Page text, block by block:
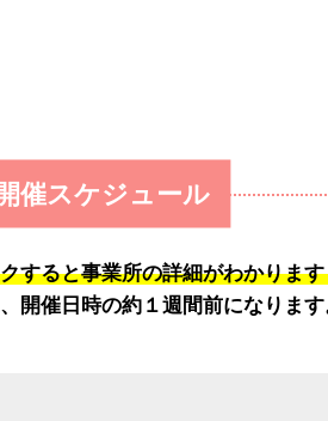
催スケジュール
すると事業所の詳細がわかりま
開催日時の約１週間前になりま